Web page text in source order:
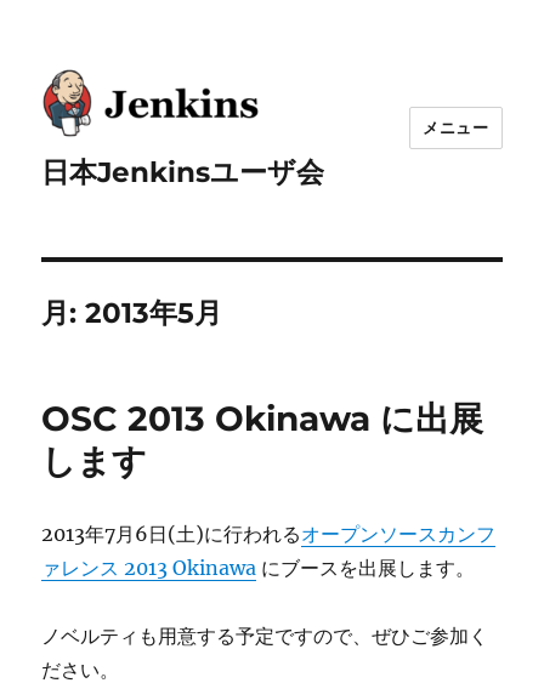
日本Jenkinsユーザ会
メニュー
月:2013年5月
OSC 2013 Okinawa に出展
します
2013年7月6日(土)に行われるオープンソースカンフ
ァレンス 2013 Okinawa にブースを出展します。
ノベルティも用意する予定ですので、ぜひご参加く
ださい。